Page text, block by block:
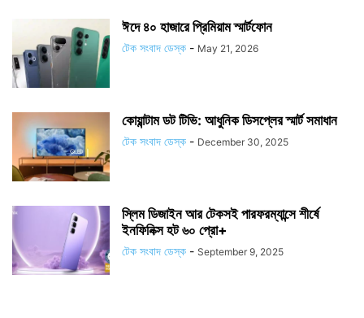
ঈদে ৪০ হাজারে প্রিমিয়াম স্মার্টফোন
টেক সংবাদ ডেস্ক - May 21, 2026
কোয়ান্টাম ডট টিভি: আধুনিক ডিসপ্লের স্মার্ট সমাধান
টেক সংবাদ ডেস্ক - December 30, 2025
স্লিম ডিজাইন আর টেকসই পারফরম্যান্সে শীর্ষে
ইনফিনিক্স হট ৬০ প্রো+
টেক সংবাদ ডেস্ক - September 9, 2025